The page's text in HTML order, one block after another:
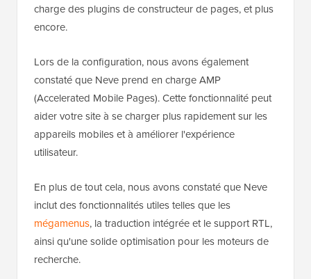
charge des plugins de constructeur de pages, et plus
encore.
Lors de la configuration, nous avons également
constaté que Neve prend en charge AMP
(Accelerated Mobile Pages). Cette fonctionnalité peut
aider votre site à se charger plus rapidement sur les
appareils mobiles et à améliorer l'expérience
utilisateur.
En plus de tout cela, nous avons constaté que Neve
inclut des fonctionnalités utiles telles que les
mégamenus, la traduction intégrée et le support RTL,
ainsi qu'une solide optimisation pour les moteurs de
recherche.